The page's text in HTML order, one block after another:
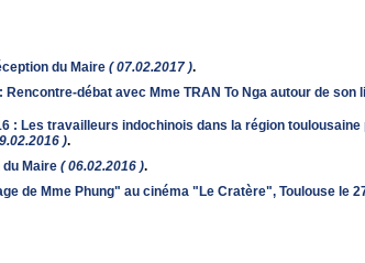
du Maire ( 07.02.2017 ).
Rencontre-débat avec Mme TRAN To Nga autour de son
: Les travailleurs indochinois dans la région toulousaine
).
du Maire ( 06.02.2016 ).
de Mme Phung" au cinéma "Le Cratère", Toulouse le